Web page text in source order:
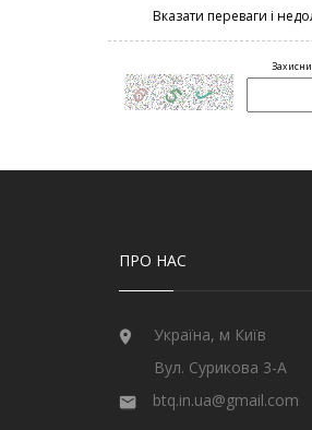
ПРО НАС
Україна, м Київ
Вул. Сурикова 3-А
btq.in.ua@gmail.com